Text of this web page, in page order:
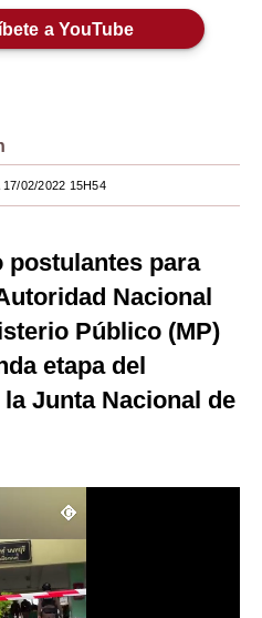
a YouTube
02/2022 15H54
postulantes para
Nacional
Público (MP)
etapa del
Junta Nacional de